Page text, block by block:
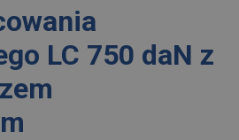
LC 750 daN z